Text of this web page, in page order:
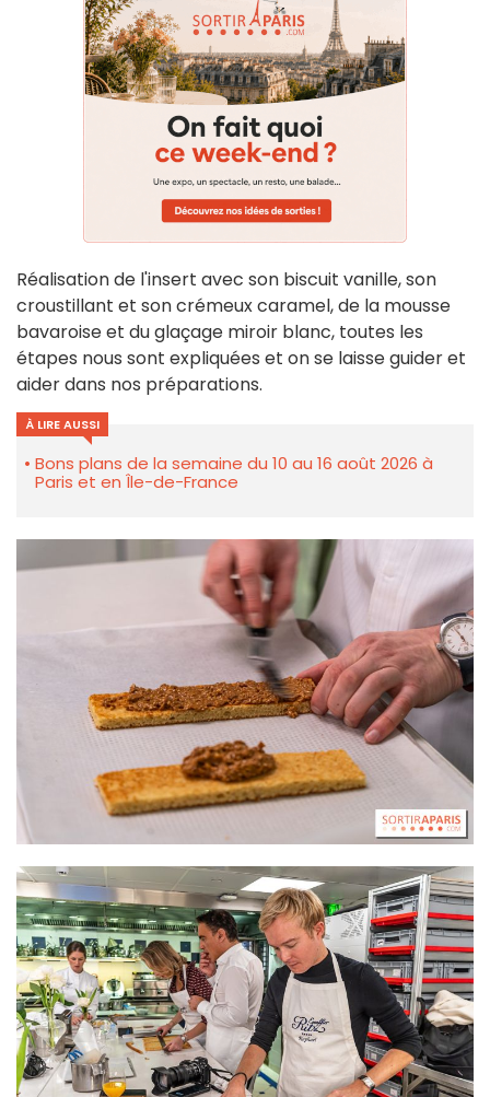
Réalisation de l'insert avec son biscuit vanille, son
croustillant et son crémeux caramel, de la mousse
bavaroise et du glaçage miroir blanc, toutes les
étapes nous sont expliquées et on se laisse guider et
aider dans nos préparations.
À LIRE AUSSI
Bons plans de la semaine du 10 au 16 août 2026 à
Paris et en Île-de-France